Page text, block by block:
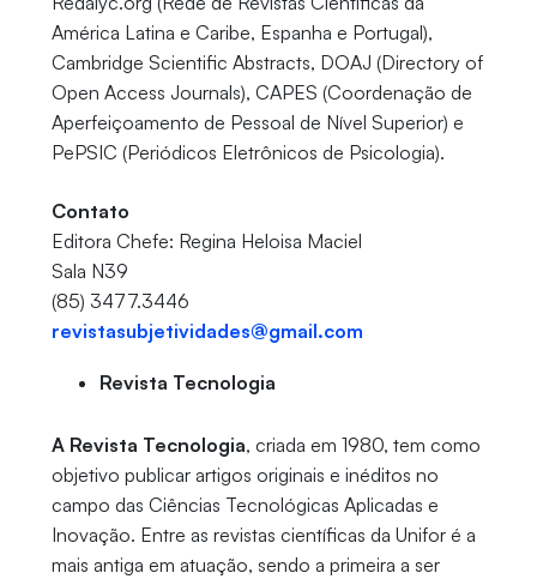
América Latina e Caribe, Espanha e Portugal),
Cambridge Scientific Abstracts, DOAJ (Directory of
Open Access Journals), CAPES (Coordenação de
Aperfeiçoamento de Pessoal de Nível Superior) e
PePSIC (Periódicos Eletrônicos de Psicologia).
Contato
Editora Chefe: Regina Heloisa Maciel
Sala N39
(85) 3477.3446
revistasubjetividades@gmail.com
Revista Tecnologia
A Revista Tecnologia, criada em 1980, tem como
objetivo publicar artigos originais e inéditos no
campo das Ciências Tecnológicas Aplicadas e
Inovação. Entre as revistas científicas da Unifor é a
mais antiga em atuação, sendo a primeira a ser